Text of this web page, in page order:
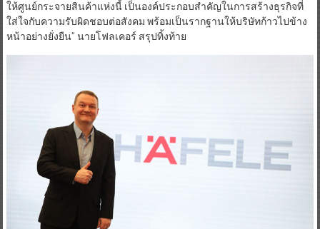
ให้ศูนย์กระจายสินค้าแห่งนี้ เป็นองค์ประกอบสำคัญในการสร้างธุรกิจที่
ใส่ใจกับความรับผิดชอบต่อสังคม พร้อมเป็นรากฐานให้บริษัทก้าวไปข้าง
หน้าอย่างยั่งยืน” นายโฟลเคอร์ สรุปทิ้งท้าย